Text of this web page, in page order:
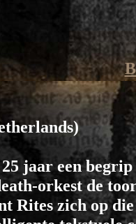
jaar een
orkest de
Rites zich op